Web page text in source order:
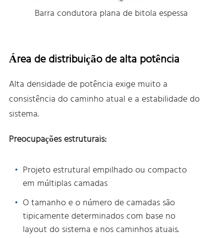
Barra condutora plana de bitola espessa
Área de distribuição de alta potência
Alta densidade de potência exige muito a
consistência do caminho atual e a estabilidade do
sistema.
Preocupações estruturais:
Projeto estrutural empilhado ou compacto
em múltiplas camadas
O tamanho e o número de camadas são
tipicamente determinados com base no
layout do sistema e nos caminhos atuais.